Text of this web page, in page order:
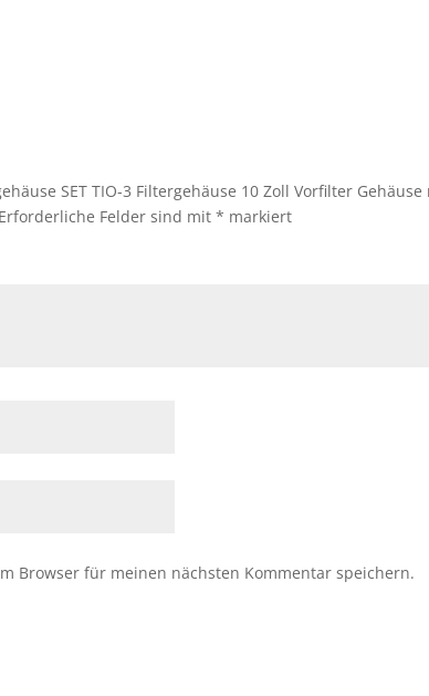
SET TIO-3 Filtergehäuse 10 Zoll Vorfilter Gehäuse
Erforderliche Felder sind mit* markiert
Browser für meinen nächsten Kommentar speichern.